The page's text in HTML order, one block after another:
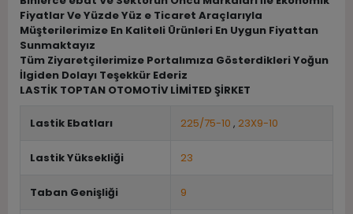
Fiyatlar Ve Yüzde Yüz e Ticaret Araçlarıyla
Müşterilerimize En Kaliteli Ürünleri En Uygun Fiyattan
Sunmaktayız
Tüm Ziyaretçilerimize Portalımıza Gösterdikleri Yoğun
İlgiden Dolayı Teşekkür Ederiz
LASTİK TOPTAN OTOMOTİV LİMİTED ŞİRKET
Lastik Ebatları 225/75-10 , 23X9-10
Lastik Yüksekliği 23
Taban Genişliği 9